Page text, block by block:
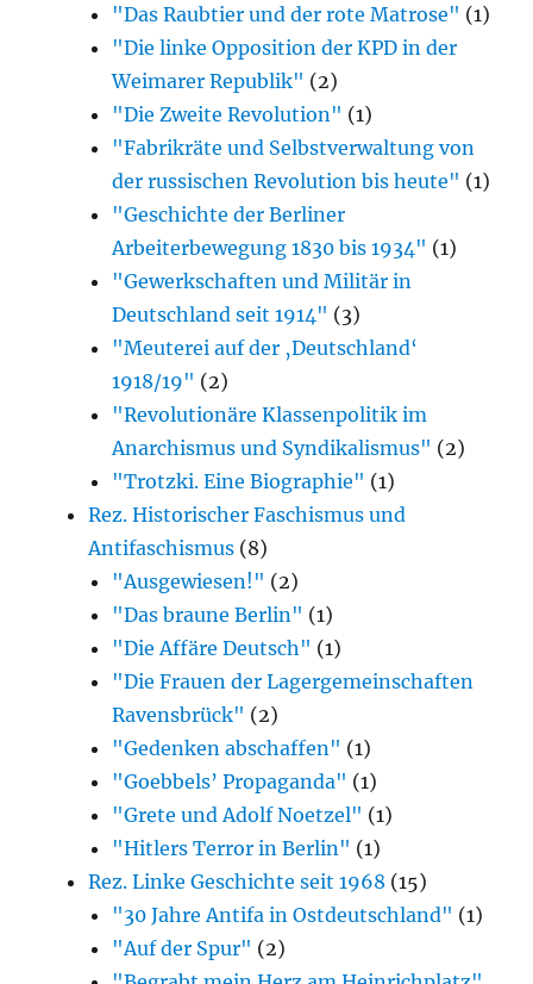
"Das Raubtier und der rote Matrose" (1)
"Die linke Opposition der KPD in der
Weimarer Republik" (2)
"Die Zweite Revolution" (1)
"Fabrikräte und Selbstverwaltung von
der russischen Revolution bis heute" (1)
"Geschichte der Berliner
Arbeiterbewegung 1830 bis 1934" (1)
"Gewerkschaften und Militär in
Deutschland seit 1914" (3)
"Meuterei auf der ‚Deutschland‘
1918/19" (2)
"Revolutionäre Klassenpolitik im
Anarchismus und Syndikalismus" (2)
"Trotzki. Eine Biographie" (1)
Rez. Historischer Faschismus und
Antifaschismus (8)
"Ausgewiesen!" (2)
"Das braune Berlin" (1)
"Die Affäre Deutsch" (1)
"Die Frauen der Lagergemeinschaften
Ravensbrück" (2)
"Gedenken abschaffen" (1)
"Goebbels’ Propaganda" (1)
"Grete und Adolf Noetzel" (1)
"Hitlers Terror in Berlin" (1)
Rez. Linke Geschichte seit 1968 (15)
"30 Jahre Antifa in Ostdeutschland" (1)
"Auf der Spur" (2)